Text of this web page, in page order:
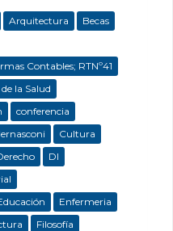
Arquitectura
Becas
Contables; RTNº41
la Salud
conferencia
Cultura
DI
Enfermeria
Filosofía